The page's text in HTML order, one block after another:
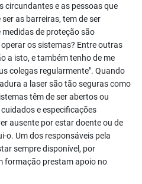
circundantes e as pessoas que
as barreiras, tem de ser
de proteção são
os sistemas? Entre outras
a isto, e também tenho de me
colegas regularmente". Quando
a laser são tão seguras como
têm de ser abertos ou
e especificações
ausente por estar doente ou de
o. Um dos responsáveis pela
sempre disponível, por
formação prestam apoio no